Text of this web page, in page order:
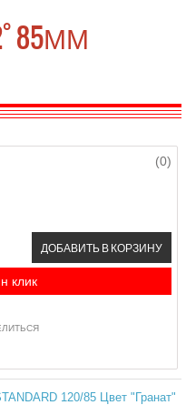
85ММ
(0)
ДОБАВИТЬ В КОРЗИНУ
клик
120/85 Цвет "Гранат"